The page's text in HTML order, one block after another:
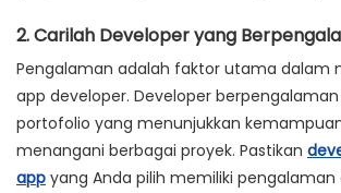
2. Carilah Developer yang
Pengalaman adalah faktor utama dalam
app developer. Developer
portofolio yang menunjukkan
menangani berbagai proyek. Pastikan
app yang Anda pilih memiliki pengalaman